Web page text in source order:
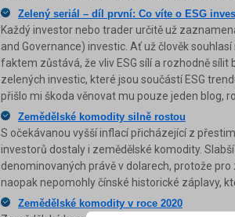
Zelený seriál – díl první: Co víte o ESG
Každý investor nebo trader určitě už
and Governance) investic. Ať už člověk
faktem zůstává, že vliv ESG sílí a rozhodně
zelených investic, které jsou součástí ESG
přišlo mi škoda věnovat mu pouze jeden blog,
Zemědělské komodity silně rostou
S očekávanou vyšší inflací přicházející z
investorů dostaly i zemědělské komodity.
denominovaných právě v dolarech, protože
naopak nepomohly čínské historické záplavy,
Zemědělské komodity v roce 2020